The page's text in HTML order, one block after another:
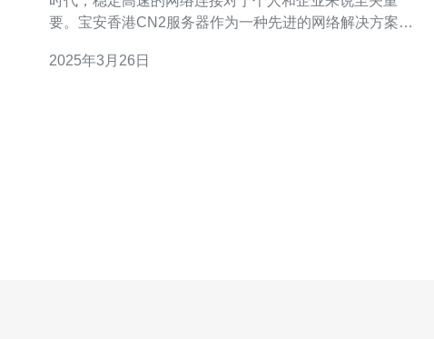
要。宝安香港CN2服务器作为一种先进的网络解决方案，
首选。 宝安香港CN2服务器是一种基于CN2网络架构的服
2025年3月26日